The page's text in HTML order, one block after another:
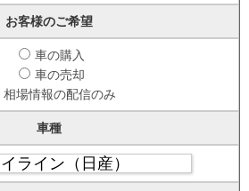
お客様のご希望
車の購入
車の売却
相場情報の配信のみ
車種